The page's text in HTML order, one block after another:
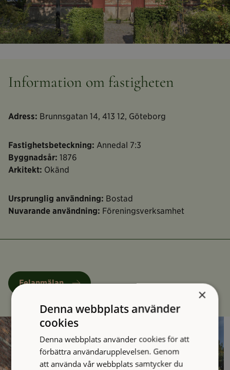
Information om fastigheten
Adress: Brunnsgatan 14, 413 12, Göteborg
Fastighetsbeteckning: Annedal 7:3
Byggnadsår: 1876
Arkitekt: Okänd
Ursprunglig användning: Bostad
Nuvarande användning: Föreningsverksamhet
Felanmälan
×
Denna webbplats använder
cookies
Denna webbplats använder cookies för att
förbättra användarupplevelsen. Genom
att använda vår webbplats samtycker du